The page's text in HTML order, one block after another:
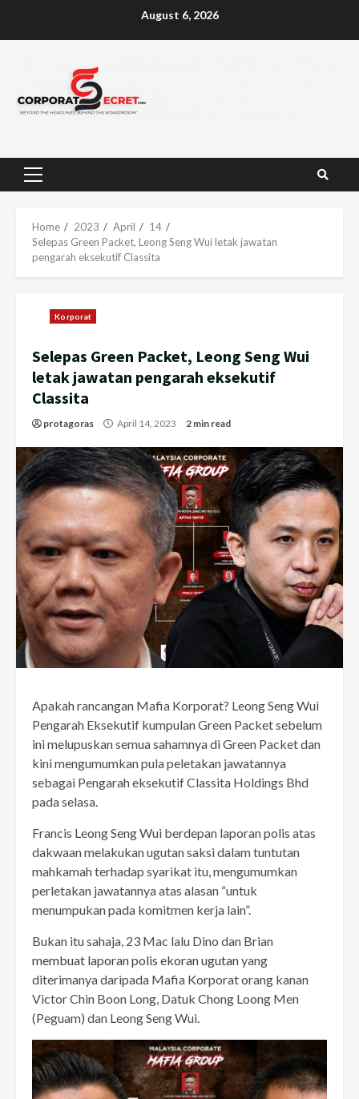
August 6, 2026
Primary
Home 2023 April
14
Selepas Green Packet, Leong Seng Wui letak jawatan
pengarah eksekutif Classita
Korporat
Selepas Green Packet, Leong Seng Wui
letak jawatan pengarah eksekutif
Classita
protagoras April 14, 2023 2 min read
Apakah rancangan Mafia Korporat? Leong Seng Wui
Pengarah Eksekutif kumpulan Green Packet sebelum
ini melupuskan semua sahamnya di Green Packet dan
kini mengumumkan pula peletakan jawatannya
sebagai Pengarah eksekutif Classita Holdings Bhd
pada selasa.
Francis Leong Seng Wui berdepan laporan polis atas
dakwaan melakukan ugutan saksi dalam tuntutan
mahkamah terhadap syarikat itu, mengumumkan
perletakan jawatannya atas alasan “untuk
menumpukan pada komitmen kerja lain”.
Bukan itu sahaja, 23 Mac lalu Dino dan Brian
membuat laporan polis ekoran ugutanyang
diterimanya daripada Mafia Korporat orang kanan
Victor Chin Boon Long, Datuk Chong Loong Men
(Peguam) dan Leong Seng Wui.